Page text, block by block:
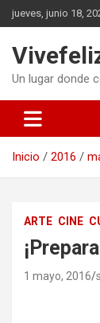
Saltar
al
jueves, junio 18,
Un lugar donde
Inicio 2016
ARTE CINE
1 mayo, 2016